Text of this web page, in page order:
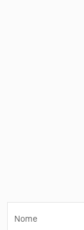
Nome